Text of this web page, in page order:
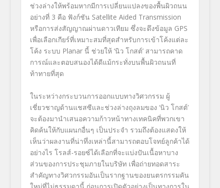
ช่วงล่างให้พร้อมหากมีการเปลี่ยนแปลงของพื้นผิวถนน
อย่างที่ 3 คือ ฟังก์ชัน Satellite Aided Transmission
หรือการส่งสัญญาณผ่านดาวเทียม ซึ่งจะดึงข้อมูล GPS
เพื่อเลือกเกียร์ที่เหมาะสมที่สุดสำหรับการเข้าโค้งแต่ละ
โค้ง ระบบ Planar นี้ ช่วยให้ ‘นิว โกสต์’ สามารถคาด
การณ์และตอบสนองได้ดีแม้กระทั่งบนพื้นผิวถนนที่
ท้าทายที่สุด
ในระหว่างกระบวนการออกแบบทางวิศวกรรม ผู้
เชี่ยวชาญด้านแชสซีและช่วงล่างถุงลมของ ‘นิว โกสต์’
จะต้องมานำเสนอความก้าวหน้าทางเทคนิคที่พวกเขา
คิดค้นให้กับแผนกอื่นๆ เป็นประจำ รวมถึงต้องแสดงให้
เห็นว่าผลงานที่น่าทึ่งเหล่านี้สามารถตอบโจทย์ลูกค้าได้
อย่างไร โรลส์-รอยซ์ได้เลือกที่จะแบ่งปันเนื้อหาบาง
ส่วนของการประชุมภายในบริษัท เพื่อถ่ายทอดสาระ
สำคัญทางวิศวกรรมอันเป็นรากฐานของยนตรกรรมคัน